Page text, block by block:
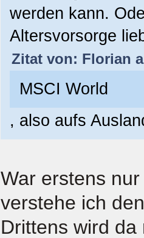
werden kann.
Altersvorsorge
Zitat von: Florian
MSCI World
, also aufs
War erstens
verstehe ich
Drittens wird da